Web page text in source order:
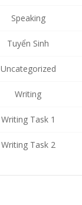
Speaking
Tuyển Sinh
Uncategorized
Writing
Writing Task 1
Writing Task 2